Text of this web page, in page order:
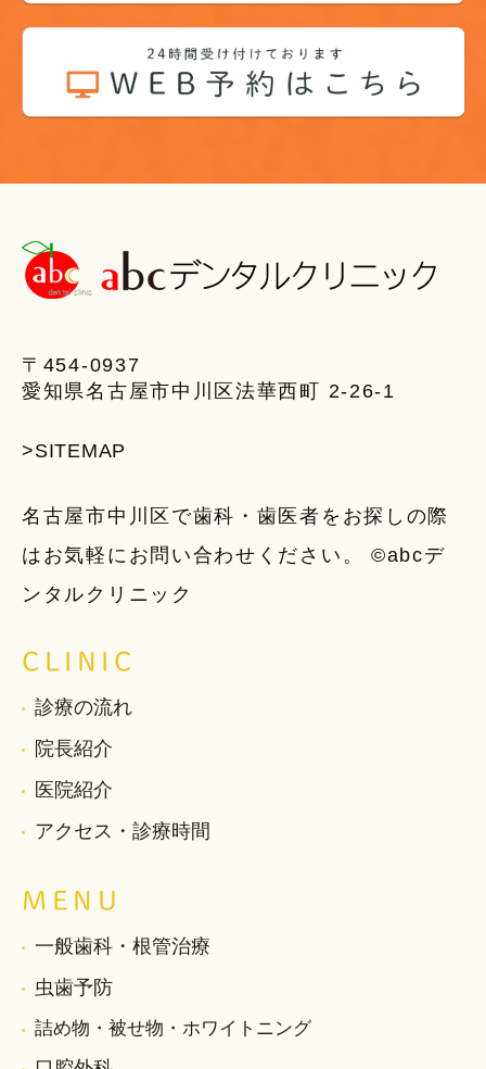
〒454-0937
愛知県名古屋市中川区法華西町 2-26-1
>SITEMAP
名古屋市中川区で歯科・歯医者をお探しの際
はお気軽にお問い合わせください。 ©abcデ
ンタルクリニック
CLINIC
診療の流れ
院長紹介
医院紹介
アクセス・診療時間
MENU
一般歯科・根管治療
虫歯予防
詰め物・被せ物・ホワイトニング